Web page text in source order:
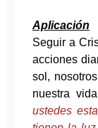
Aplicación
Seguir a
acciones
sol,
nuestra
ustedes